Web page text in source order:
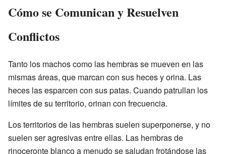
Cómo se Comunican y Resuelven
Conflictos
Tanto los machos como las hembras se mueven en las
mismas áreas, que marcan con sus heces y orina. Las
heces las esparcen con sus patas. Cuando patrullan los
límites de su territorio, orinan con frecuencia.
Los territorios de las hembras suelen superponerse, y no
suelen ser agresivas entre ellas. Las hembras de
rinoceronte blanco a menudo se saludan frotándose las